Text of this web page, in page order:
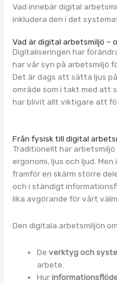
Vad innebär digital
inkludera den i det
Vad är digital arbetsmiljö –
Digitaliseringen har
har vår syn på arbetsmiljö
Det är dags att sätta ljus
område som i takt med att
har blivit allt viktigare att
Från fysisk till digital
Traditionellt har
ergonomi, ljus och ljud.
framför en skärm större
och i ständigt
lika avgörande för vårt
Den digitala arbetsmiljön
Deverktyg och
arbete.
Hur